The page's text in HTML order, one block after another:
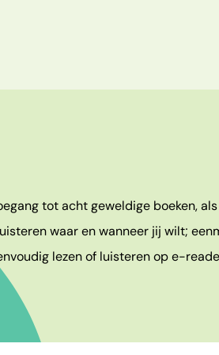
tot acht geweldige boeken,
waar en wanneer jij wilt;
lezen of luisteren op e-